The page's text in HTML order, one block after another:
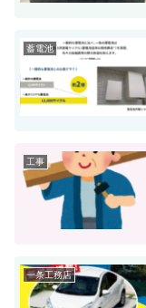
蓄電池
工事
一条工務店